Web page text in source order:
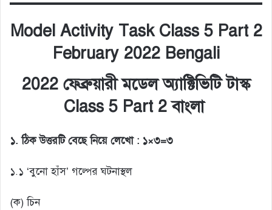
Model Activity Task Class 5 Part 2
February 2022 Bengali
2022 ফেব্রুয়ারী মডেল অ্যাক্টিভিটি টাস্ক
Class 5 Part 2 বাংলা
১. ঠিক উত্তরটি বেছে নিয়ে লেখো : ১×৩=৩
১.১ ‘বুনো হাঁস’ গল্পের ঘটনাস্থল
(ক) চিন